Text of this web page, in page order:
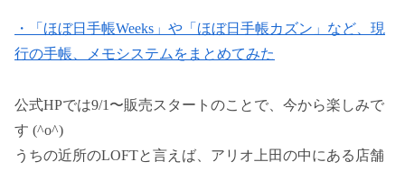
・「ほぼ日手帳Weeks」や「ほぼ日手帳カズン」など、現
行の手帳、メモシステムをまとめてみた
公式HPでは9/1〜販売スタートのことで、今から楽しみで
す (^o^)
うちの近所のLOFTと言えば、アリオ上田の中にある店舗